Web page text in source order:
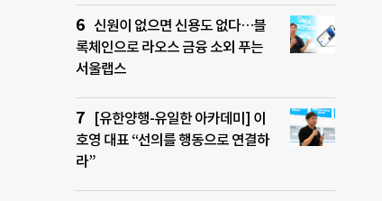
신원이 없으면 신용도 없다…블
록체인으로 라오스 금융 소외 푸는
서울랩스
[유한양행-유일한 아카데미] 이
호영 대표 “선의를 행동으로 연결하
라”